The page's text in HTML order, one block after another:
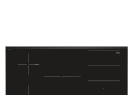
bộ sản phẩm có kiểu